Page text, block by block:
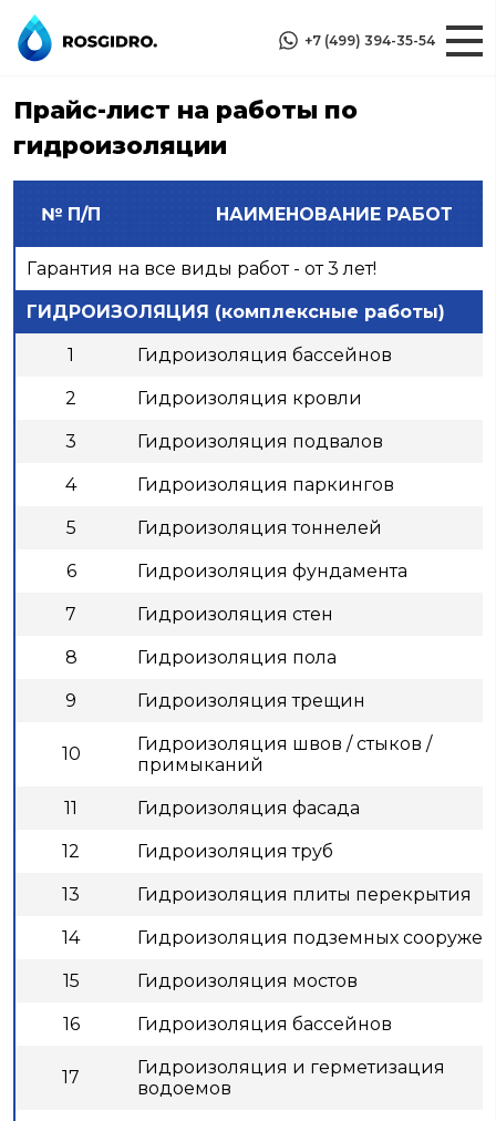
+7 (499) 394-35-54
Прайс-лист на работы по
гидроизоляции
№ П/П НАИМЕНОВАНИЕ РАБОТ
Гарантия на все виды работ - от 3 лет!
ГИДРОИЗОЛЯЦИЯ (комплексные работы)
1 Гидроизоляция бассейнов
2 Гидроизоляция кровли
3 Гидроизоляция подвалов
4 Гидроизоляция паркингов
5 Гидроизоляция тоннелей
6 Гидроизоляция фундамента
7 Гидроизоляция стен
8 Гидроизоляция пола
9 Гидроизоляция трещин
10
Гидроизоляция швов / стыков /
примыканий
11 Гидроизоляция фасада
12 Гидроизоляция труб
13 Гидроизоляция плиты перекрытия
14 Гидроизоляция подземных
15 Гидроизоляция мостов
16 Гидроизоляция бассейнов
17
Гидроизоляция и герметизация
водоемов